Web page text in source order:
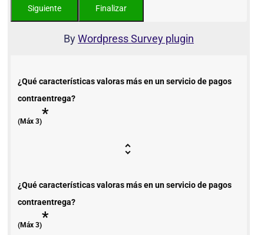
ByWordpress Survey plugin
¿Qué características valoras más en un servicio de pagos
contraentrega?
(Máx 3)*
¿Qué características valoras más en un servicio de pagos
contraentrega?
(Máx 3)*